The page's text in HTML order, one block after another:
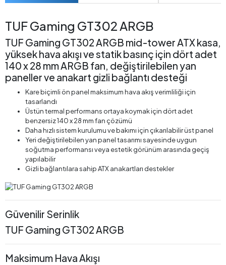
TUF Gaming GT302 ARGB
TUF Gaming GT302 ARGB mid-tower ATX kasa,
yüksek hava akışı ve statik basınç için dört adet
140 x 28 mm ARGB fan, değiştirilebilen yan
paneller ve anakart gizli bağlantı desteği
Kare biçimli ön panel maksimum hava akış verimliliği için
tasarlandı
Üstün termal performans ortaya koymak için dört adet
benzersiz 140 x 28 mm fan çözümü
Daha hızlı sistem kurulumu ve bakımı için çıkarılabilir üst panel
Yeri değiştirilebilen yan panel tasarımı sayesinde uygun
soğutma performansı veya estetik görünüm arasında geçiş
yapılabilir
Gizli bağlantılara sahip ATX anakartları destekler
Güvenilir Serinlik
TUF Gaming GT302 ARGB
Maksimum Hava Akışı